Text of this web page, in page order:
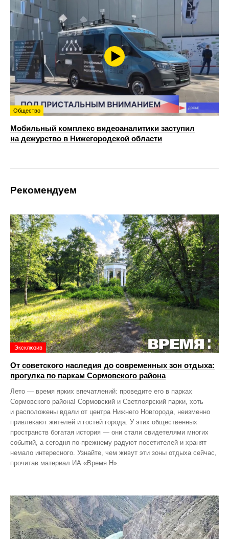
Общество
Мобильный комплекс видеоаналитики заступил
на дежурство в Нижегородской области
Рекомендуем
Эксклюзив
От советского наследия до современных зон отдыха:
прогулка по паркам Сормовского района
Лето — время ярких впечатлений: проведите его в парках
Сормовского района! Сормовский и Светлоярский парки, хоть
и расположены вдали от центра Нижнего Новгорода, неизменно
привлекают жителей и гостей города. У этих общественных
пространств богатая история — они стали свидетелями многих
событий, а сегодня по‑прежнему радуют посетителей и хранят
немало интересного. Узнайте, чем живут эти зоны отдыха сейчас,
прочитав материал ИА «Время Н».